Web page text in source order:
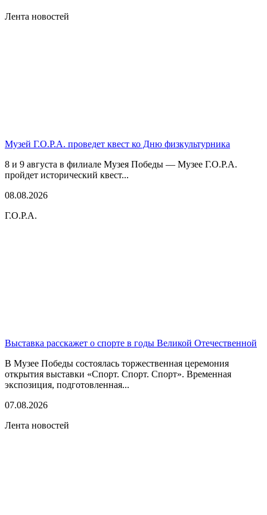
Лента новостей
Музей Г.О.Р.А. проведет квест ко Дню физкультурника
8 и 9 августа в филиале Музея Победы — Музее Г.О.Р.А.
пройдет исторический квест...
08.08.2026
Г.О.Р.А.
Выставка расскажет о спорте в годы Великой Отечественной
В Музее Победы состоялась торжественная церемония
открытия выставки «Спорт. Спорт. Спорт». Временная
экспозиция, подготовленная...
07.08.2026
Лента новостей